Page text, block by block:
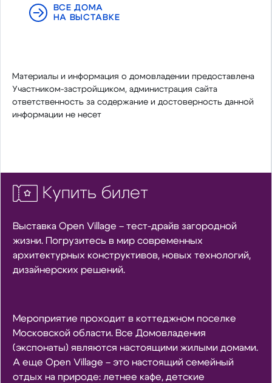
ВСЕ ДОМА
НА ВЫСТАВКЕ
Материалы и информация о домовладении предоставлена
Участником-застройщиком, администрация сайта
ответственность за содержание и достоверность данной
информации не несет
Купить билет
Выставка Open Village – тест-драйв загородной
жизни. Погрузитесь в мир современных
архитектурных конструктивов, новых технологий,
дизайнерских решений.
Мероприятие проходит в коттеджном поселке
Московской области. Все Домовладения
(экспонаты) являются настоящими жилыми домами.
А еще Open Village – это настоящий семейный
отдых на природе: летнее кафе, детские